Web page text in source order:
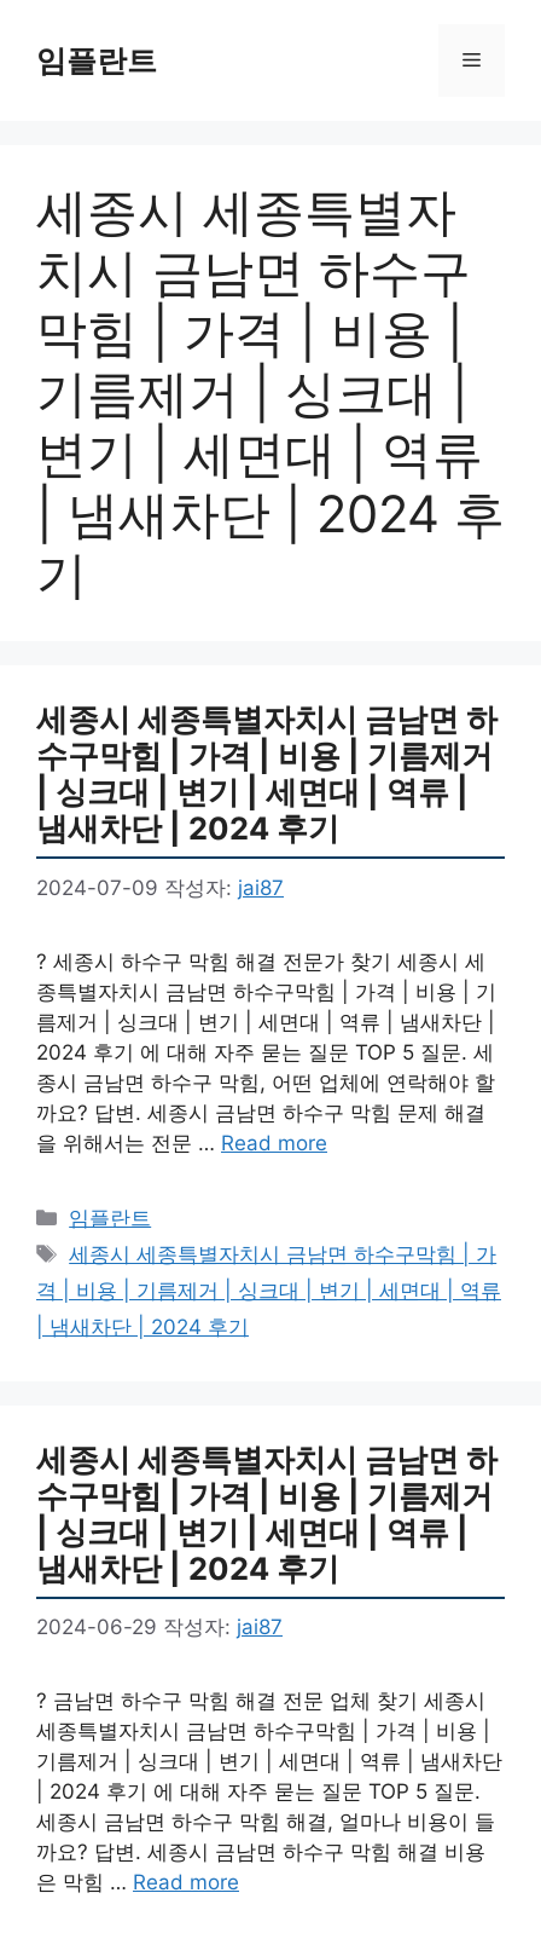
임플란트 메
세종시 세종특별자
치시 금남면 하수구
막힘 | 가격 | 비용 |
기름제거 | 싱크대 |
변기 | 세면대 | 역류
| 냄새차단 | 2024 후
기
세종시 세종특별자치시 금남면 하
수구막힘 | 가격 | 비용 | 기름제거
| 싱크대 | 변기 | 세면대 | 역류 |
냄새차단 | 2024 후기
2024-07-09 작성자: jai87
? 세종시 하수구 막힘 해결 전문가 찾기 세종시 세
종특별자치시 금남면 하수구막힘 | 가격 | 비용 | 기
름제거 | 싱크대 | 변기 | 세면대 | 역류 | 냄새차단 |
2024 후기 에 대해 자주 묻는 질문 TOP 5 질문. 세
종시 금남면 하수구 막힘, 어떤 업체에 연락해야 할
까요? 답변. 세종시 금남면 하수구 막힘 문제 해결
을 위해서는 전문 … Read more
카
테
고
리
임플란트
태
그
세종시 세종특별자치시 금남면 하수구막힘 | 가
격 | 비용 | 기름제거 | 싱크대 | 변기 | 세면대 | 역류
| 냄새차단 | 2024 후기
세종시 세종특별자치시 금남면 하
수구막힘 | 가격 | 비용 | 기름제거
| 싱크대 | 변기 | 세면대 | 역류 |
냄새차단 | 2024 후기
2024-06-29 작성자: jai87
? 금남면 하수구 막힘 해결 전문 업체 찾기 세종시
세종특별자치시 금남면 하수구막힘 | 가격 | 비용 |
기름제거 | 싱크대 | 변기 | 세면대 | 역류 | 냄새차단
| 2024 후기 에 대해 자주 묻는 질문 TOP 5 질문.
세종시 금남면 하수구 막힘 해결, 얼마나 비용이 들
까요? 답변. 세종시 금남면 하수구 막힘 해결 비용
은 막힘 … Read more